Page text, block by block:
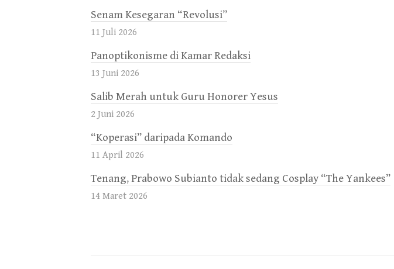
Senam Kesegaran “Revolusi”
11 Juli 2026
Panoptikonisme di Kamar Redaksi
13 Juni 2026
Salib Merah untuk Guru Honorer Yesus
2 Juni 2026
“Koperasi” daripada Komando
11 April 2026
Tenang, Prabowo Subianto tidak sedang Cosplay “The Yankees”
14 Maret 2026